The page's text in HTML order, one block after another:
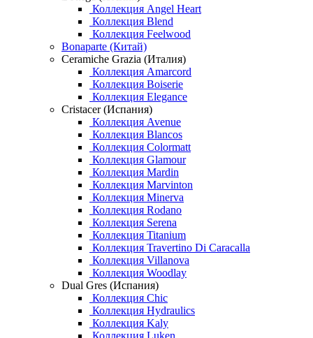
Коллекция Angel Heart
Коллекция Blend
Коллекция Feelwood
Bonaparte (Китай)
Ceramiche Grazia (Италия)
Коллекция Amarcord
Коллекция Boiserie
Коллекция Elegance
Cristacer (Испания)
Коллекция Avenue
Коллекция Blancos
Коллекция Colormatt
Коллекция Glamour
Коллекция Mardin
Коллекция Marvinton
Коллекция Minerva
Коллекция Rodano
Коллекция Serena
Коллекция Titanium
Коллекция Travertino Di Caracalla
Коллекция Villanova
Коллекция Woodlay
Dual Gres (Испания)
Коллекция Chic
Коллекция Hydraulics
Коллекция Kaly
Коллекция Luken